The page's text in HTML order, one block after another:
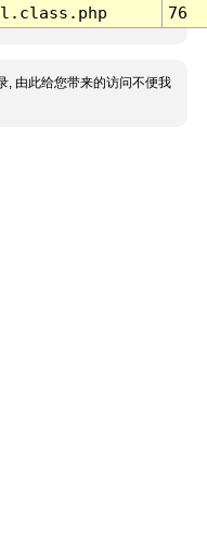
76
, 由此给您带来的访问不便我